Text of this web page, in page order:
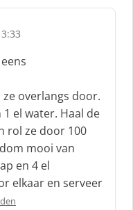
overlangs door.
el water. Haal de
rol ze door 100
mooi van
en 4 el
elkaar en serveer